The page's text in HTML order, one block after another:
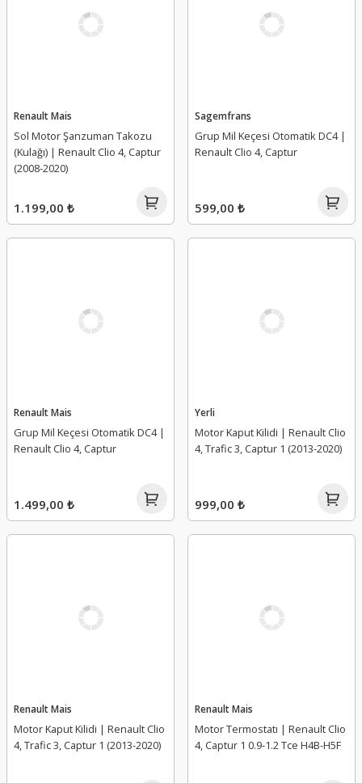
Renault Mais
Sol Motor Şanzuman Takozu
(Kulağı) | Renault Clio 4, Captur
(2008-2020)
1.199,00 ₺
Sagemfrans
Grup Mil Keçesi Otomatik DC4 |
Renault Clio 4, Captur
599,00 ₺
Renault Mais
Grup Mil Keçesi Otomatik DC4 |
Renault Clio 4, Captur
1.499,00 ₺
Yerli
Motor Kaput Kilidi | Renault Clio
4, Trafic 3, Captur 1 (2013-2020)
999,00 ₺
Renault Mais
Motor Kaput Kilidi | Renault Clio
4, Trafic 3, Captur 1 (2013-2020)
Renault Mais
Motor Termostatı | Renault Clio
4, Captur 1 0.9-1.2 Tce H4B-H5F